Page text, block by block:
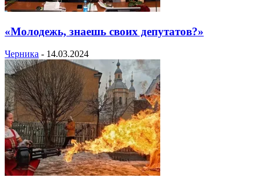
«Молодежь, знаешь своих депутатов?»
Черника - 14.03.2024